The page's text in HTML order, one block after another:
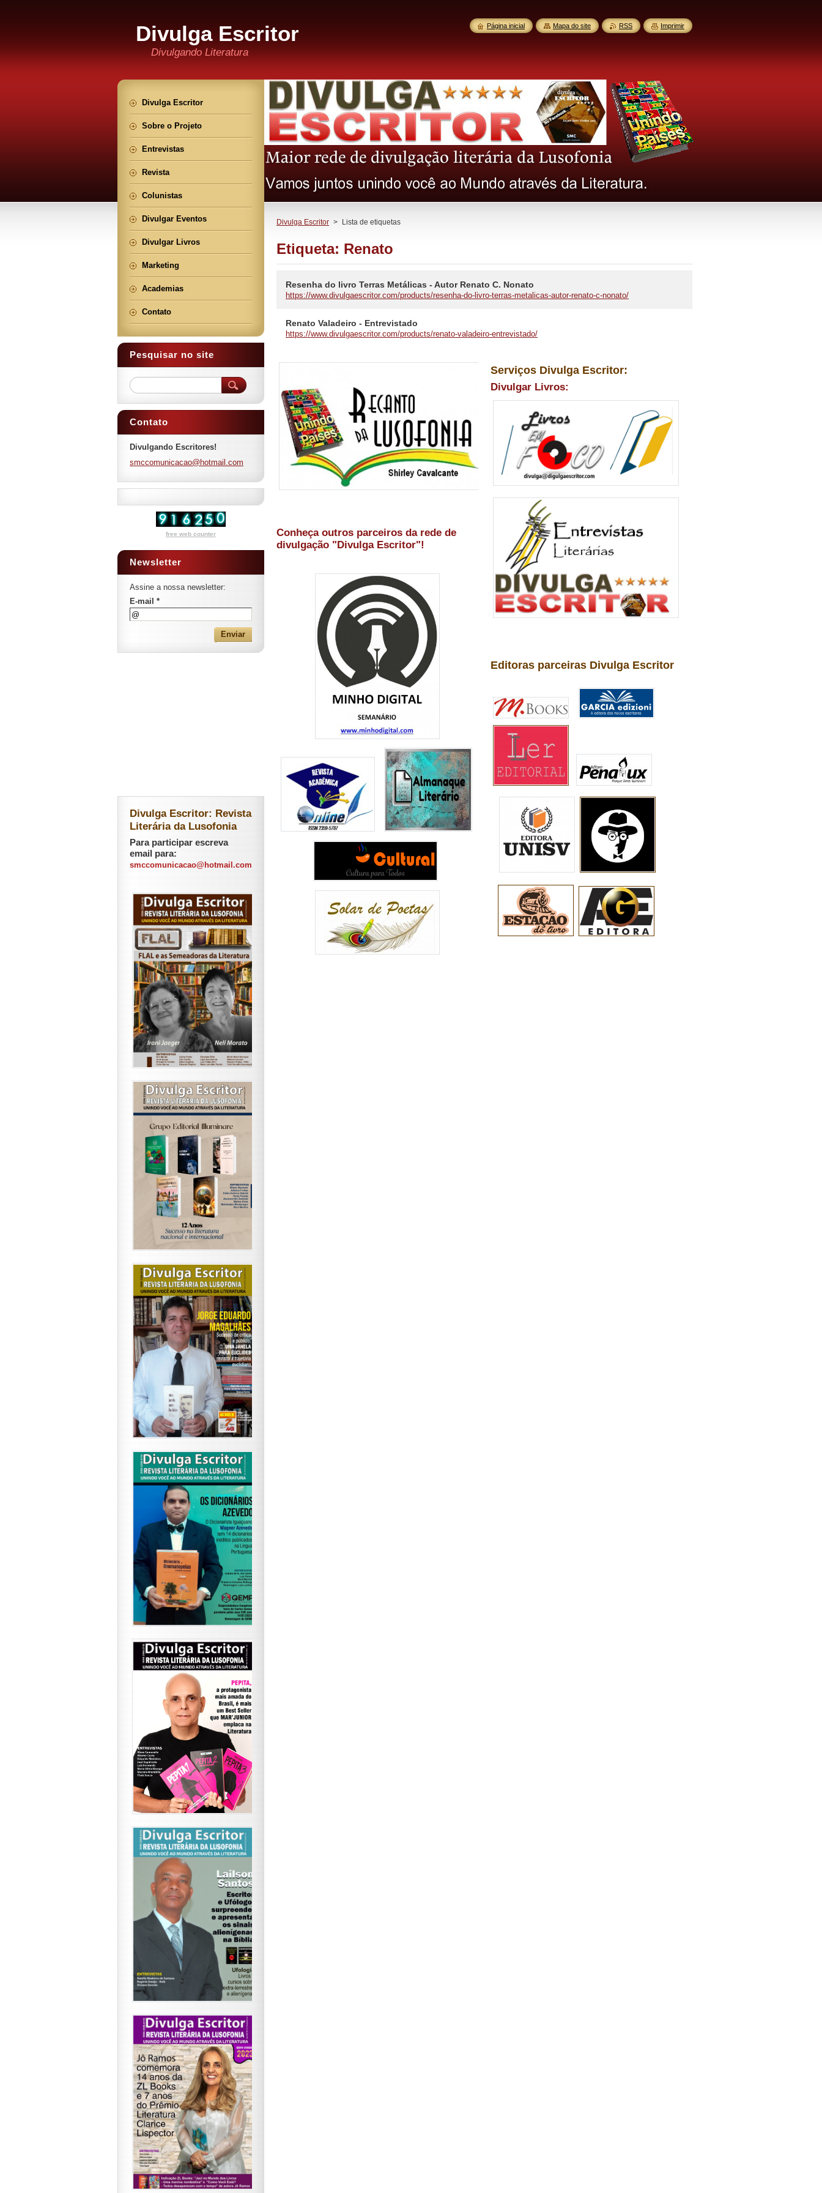
Divulga Escritor
Divulgando Literatura
Divulga Escritor > Lista de etiquetas
Etiqueta: Renato
Resenha do livro Terras Metálicas - Autor Renato C. Nonato
https://www.divulgaescritor.com/products/resenha-do-livro-terras-metalicas-autor-renato-c-nonato/
Renato Valadeiro - Entrevistado
https://www.divulgaescritor.com/products/renato-valadeiro-entrevistado/
Conheça outros parceiros da rede de
divulgação "Divulga Escritor"!
Serviços Divulga Escritor:
Divulgar Livros:
Editoras parceiras Divulga Escritor
Divulga Escritor
Sobre o Projeto
Entrevistas
Revista
Colunistas
Divulgar Eventos
Divulgar Livros
Marketing
Academias
Contato
Pesquisar no site
Contato
Divulgando Escritores!
smccomunicacao@hotmail.com
free web counter
Newsletter
Assine a nossa newsletter:
E-mail *
Divulga Escritor: Revista
Literária da Lusofonia
Para participar escreva
email para:
smccomunicacao@hotmail.com
Página inicial Mapa do site RSS Imprimir